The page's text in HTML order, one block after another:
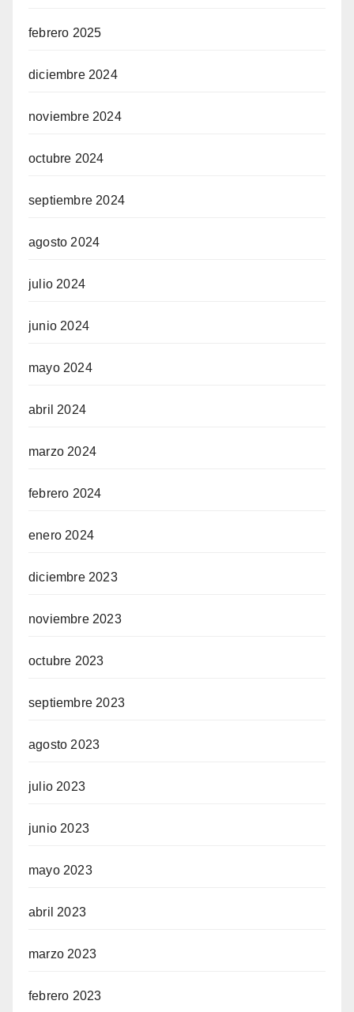
febrero 2025
diciembre 2024
noviembre 2024
octubre 2024
septiembre 2024
agosto 2024
julio 2024
junio 2024
mayo 2024
abril 2024
marzo 2024
febrero 2024
enero 2024
diciembre 2023
noviembre 2023
octubre 2023
septiembre 2023
agosto 2023
julio 2023
junio 2023
mayo 2023
abril 2023
marzo 2023
febrero 2023